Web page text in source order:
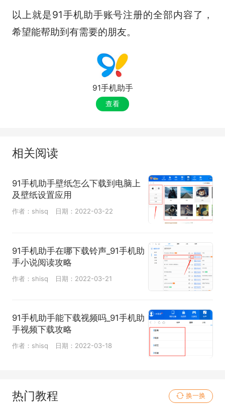
以上就是91手机助手账号注册的全部内容了，
希望能帮助到有需要的朋友。
91手机助手
查看
相关阅读
91手机助手壁纸怎么下载到电脑上
及壁纸设置应用
作者：shisq 日期：2022-03-22
91手机助手在哪下载铃声_91手机助
手小说阅读攻略
作者：shisq 日期：2022-03-21
91手机助手能下载视频吗_91手机助
手视频下载攻略
作者：shisq 日期：2022-03-18
热门教程 换一换